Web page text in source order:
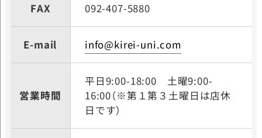
FAX 092-407-5880
E-mail info@kirei-uni.com
営業時間
平日9:00-18:00 土曜9:00-
16:00（※第１第３土曜日は店休
日です）